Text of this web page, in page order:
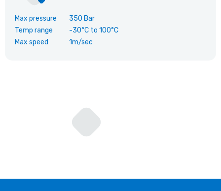
Max pressure
350 Bar
Temp range
-30°C to 100°C
Max speed
1m/sec